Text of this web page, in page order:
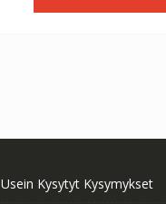
€56.64.
Usein Kysytyt Kysymykset